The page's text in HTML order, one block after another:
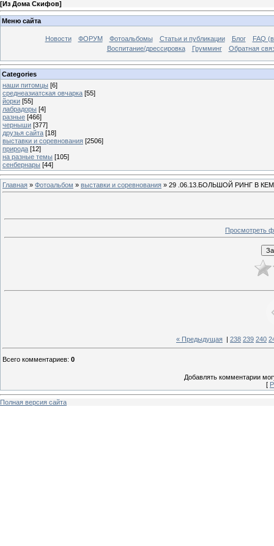
[Из Дома Скифов]
Меню сайта
Новости ФОРУМ Фотоальбомы Статьи и публикации Блог
FAQ
Воспитание/дрессировка
Грумминг Обратная
Categories
наши питомцы [6]
среднеазиатская овчарка [55]
йорки [55]
лабрадоры [4]
разные [466]
черныши [377]
друзья сайта [18]
выставки и соревнования [2506]
природа [12]
на разные темы [105]
сенбернары [44]
Главная » Фотоальбом » выставки и соревнования » 29 .06.13.БОЛЬШОЙ РИНГ В
Просмотреть
« Предыдущая | 238 239 240
Всего комментариев: 0
Добавлять комментарии
[
Полная версия сайта